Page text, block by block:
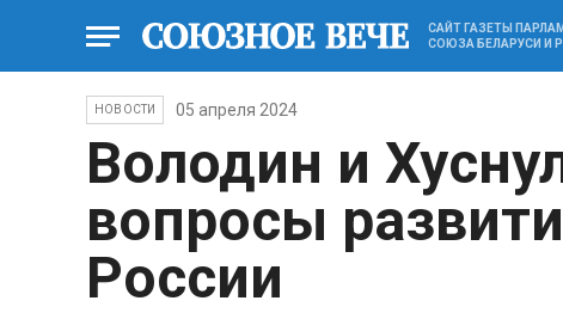
САЙТ ГАЗЕТЫ
СОЮЗА БЕЛАРУСИ И
НОВОСТИ 05 апреля 2024
Володин и
вопросы
России